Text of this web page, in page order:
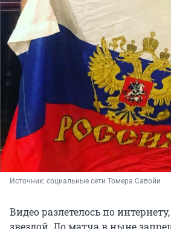
Источник: социальные сети Томера Савойи
Видео разлетелось по